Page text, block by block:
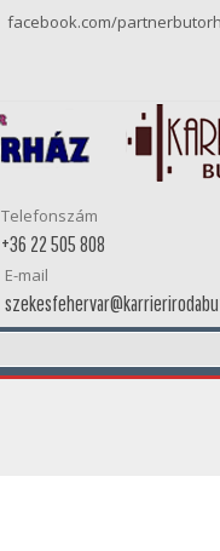
facebook.com/
Telefonszám
+36 22 505 808
E-mail